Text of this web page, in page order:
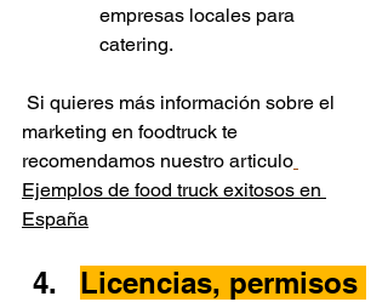
empresas locales para
catering.
Si quieres más información sobre el
marketing en foodtruck te
recomendamos nuestro articulo
Ejemplos de food truck exitosos en
España
Licencias, permisos